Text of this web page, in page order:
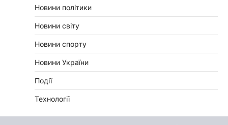
Новини політики
Новини світу
Новини спорту
Новини України
Події
Технології